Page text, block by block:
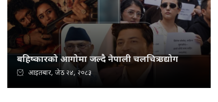
बहिष्कारको आगोमा जल्दै नेपाली चलचित्र उद्योग
आइतबार, जेठ २४, २०८३